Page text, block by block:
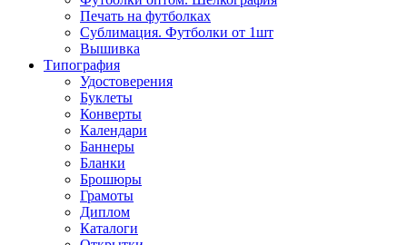
Печать на футболках
Сублимация. Футболки от 1шт
Вышивка
Типография
Удостоверения
Буклеты
Конверты
Календари
Баннеры
Бланки
Брошюры
Грамоты
Диплом
Каталоги